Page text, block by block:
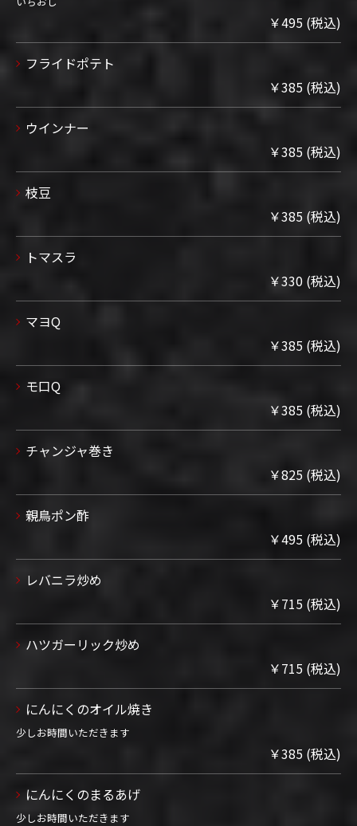
￥495 (税込)
フライドポテト
￥385 (税込)
ウインナー
￥385 (税込)
枝豆
￥385 (税込)
トマスラ
￥330 (税込)
マヨQ
￥385 (税込)
モ口Q
￥385 (税込)
チャンジャ巻き
￥825 (税込)
親鳥ポン酢
￥495 (税込)
レバニラ炒め
￥715 (税込)
ハツガーリック炒め
￥715 (税込)
にんにくのオイル焼き
少しお時間いただきます
￥385 (税込)
にんにくのまるあげ
少しお時間いただきます